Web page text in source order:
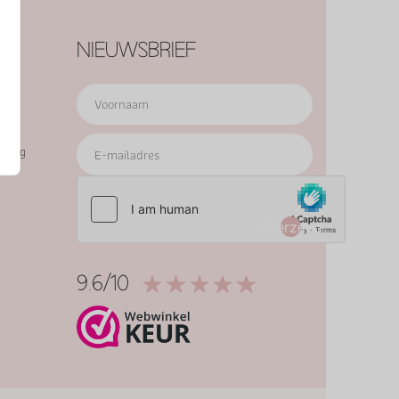
NIEUWSBRIEF
Verzend
9.6/10